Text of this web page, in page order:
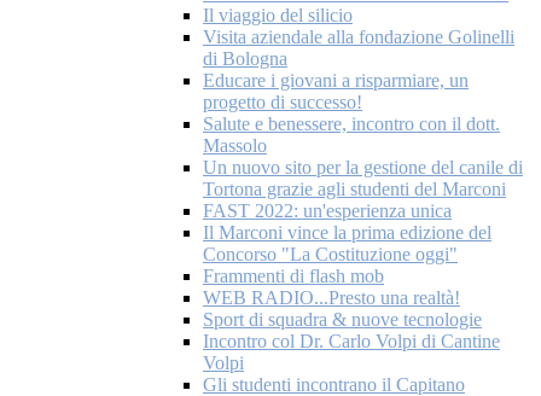
Il viaggio del silicio
Visita aziendale alla fondazione Golinelli
di Bologna
Educare i giovani a risparmiare, un
progetto di successo!
Salute e benessere, incontro con il dott.
Massolo
Un nuovo sito per la gestione del canile di
Tortona grazie agli studenti del Marconi
FAST 2022: un'esperienza unica
Il Marconi vince la prima edizione del
Concorso "La Costituzione oggi"
Frammenti di flash mob
WEB RADIO...Presto una realtà!
Sport di squadra & nuove tecnologie
Incontro col Dr. Carlo Volpi di Cantine
Volpi
Gli studenti incontrano il Capitano